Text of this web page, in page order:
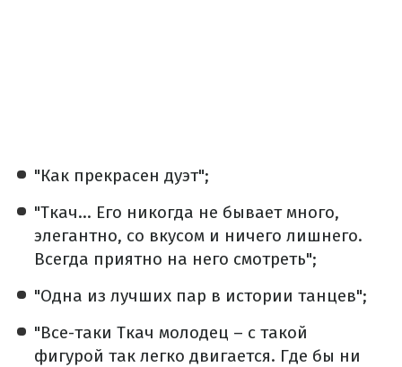
"Как прекрасен дуэт";
"Ткач... Его никогда не бывает много,
элегантно, со вкусом и ничего лишнего.
Всегда приятно на него смотреть";
"Одна из лучших пар в истории танцев";
"Все-таки Ткач молодец – с такой
фигурой так легко двигается. Где бы ни